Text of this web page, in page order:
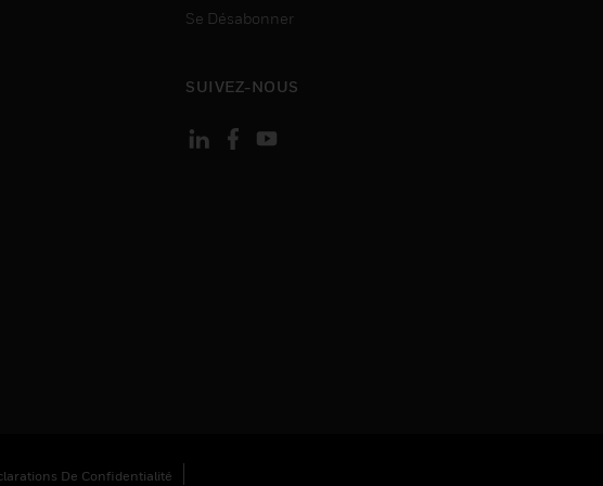
Se Désabonner
SUIVEZ-NOUS
De Confidentialité